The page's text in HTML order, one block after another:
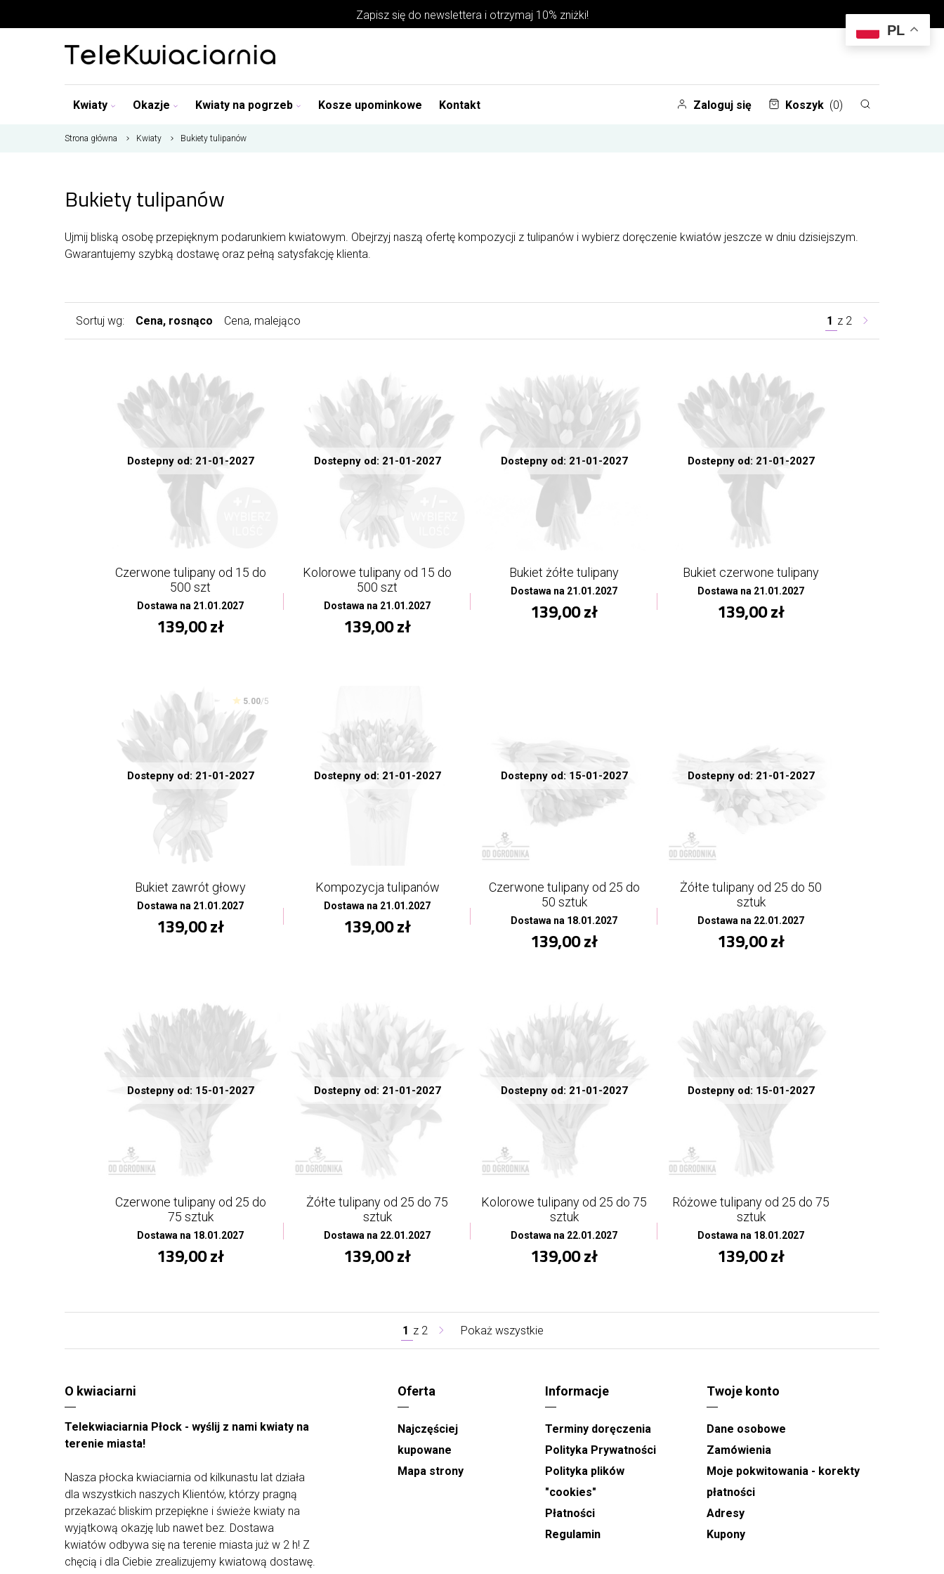
Zapisz się do newslettera i otrzymaj 10% zniżki!
Kwiaty Okazje Kwiaty na pogrzeb Kosze upominkowe Kontakt Zaloguj się Koszyk (0)
Strona główna Kwiaty Bukiety tulipanów
Bukiety tulipanów
Ujmij bliską osobę przepięknym podarunkiem kwiatowym. Obejrzyj naszą ofertę kompozycji z tulipanów i wybierz doręczenie kwiatów jeszcze w dniu dzisiejszym.
Gwarantujemy szybką dostawę oraz pełną satysfakcję klienta.
Sortuj wg: Cena, rosnąco Cena, malejąco 1 z 2
Dostepny od: 21-01-2027
Czerwone tulipany od 15 do
500 szt
Dostawa na 21.01.2027
139,00 zł
Dostepny od: 21-01-2027
Kolorowe tulipany od 15 do
500 szt
Dostawa na 21.01.2027
139,00 zł
Dostepny od: 21-01-2027
Bukiet żółte tulipany
Dostawa na 21.01.2027
139,00 zł
Dostepny od: 21-01-2027
Bukiet czerwone tulipany
Dostawa na 21.01.2027
139,00 zł
Dostepny od: 21-01-2027
5.00/5
Bukiet zawrót głowy
Dostawa na 21.01.2027
139,00 zł
Dostepny od: 21-01-2027
Kompozycja tulipanów
Dostawa na 21.01.2027
139,00 zł
Dostepny od: 15-01-2027
Czerwone tulipany od 25 do
50 sztuk
Dostawa na 18.01.2027
139,00 zł
Dostepny od: 21-01-2027
Żółte tulipany od 25 do 50
sztuk
Dostawa na 22.01.2027
139,00 zł
Dostepny od: 15-01-2027
Czerwone tulipany od 25 do
75 sztuk
Dostawa na 18.01.2027
139,00 zł
Dostepny od: 21-01-2027
Żółte tulipany od 25 do 75
sztuk
Dostawa na 22.01.2027
139,00 zł
Dostepny od: 21-01-2027
Kolorowe tulipany od 25 do 75
sztuk
Dostawa na 22.01.2027
139,00 zł
Dostepny od: 15-01-2027
Różowe tulipany od 25 do 75
sztuk
Dostawa na 18.01.2027
139,00 zł
1 z 2 Pokaż wszystkie
O kwiaciarni
Telekwiaciarnia Płock - wyślij z nami kwiaty na
terenie miasta!
Nasza płocka kwiaciarnia od kilkunastu lat działa
dla wszystkich naszych Klientów, którzy pragną
przekazać bliskim przepiękne i świeże kwiaty na
wyjątkową okazję lub nawet bez. Dostawa
kwiatów odbywa się na terenie miasta już w 2 h! Z
chęcią i dla Ciebie zrealizujemy kwiatową dostawę.
Oferta
Najczęściej
kupowane
Mapa strony
Informacje
Terminy doręczenia
Polityka Prywatności
Polityka plików
"cookies"
Płatności
Regulamin
Twoje konto
Dane osobowe
Zamówienia
Moje pokwitowania - korekty
płatności
Adresy
Kupony
PL